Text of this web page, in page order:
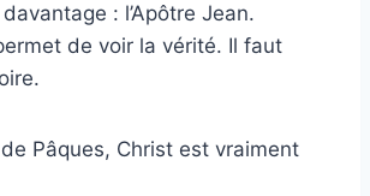
: l’Apôtre Jean.
de voir la vérité. Il faut
Pâques, Christ est vraiment